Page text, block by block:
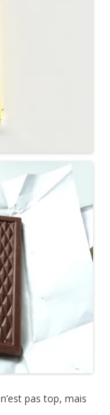
pas top, mais